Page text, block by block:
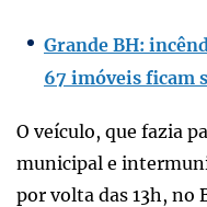
Grande BH:
67 imóveis ficam
O veículo, que fazia
municipal e
por volta das 13h, no